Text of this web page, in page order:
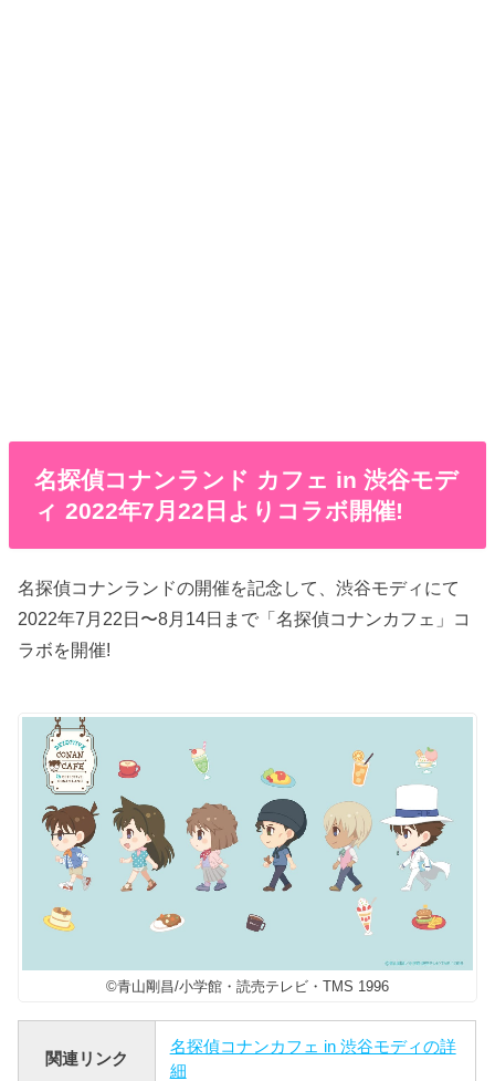
名探偵コナンランド カフェ in 渋谷モデ
ィ 2022年7月22日よりコラボ開催!
名探偵コナンランドの開催を記念して、渋谷モディにて
2022年7月22日〜8月14日まで「名探偵コナンカフェ」コ
ラボを開催!
©青山剛昌/小学館・読売テレビ・TMS 1996
関連リンク
名探偵コナンカフェ in 渋谷モディの詳
細